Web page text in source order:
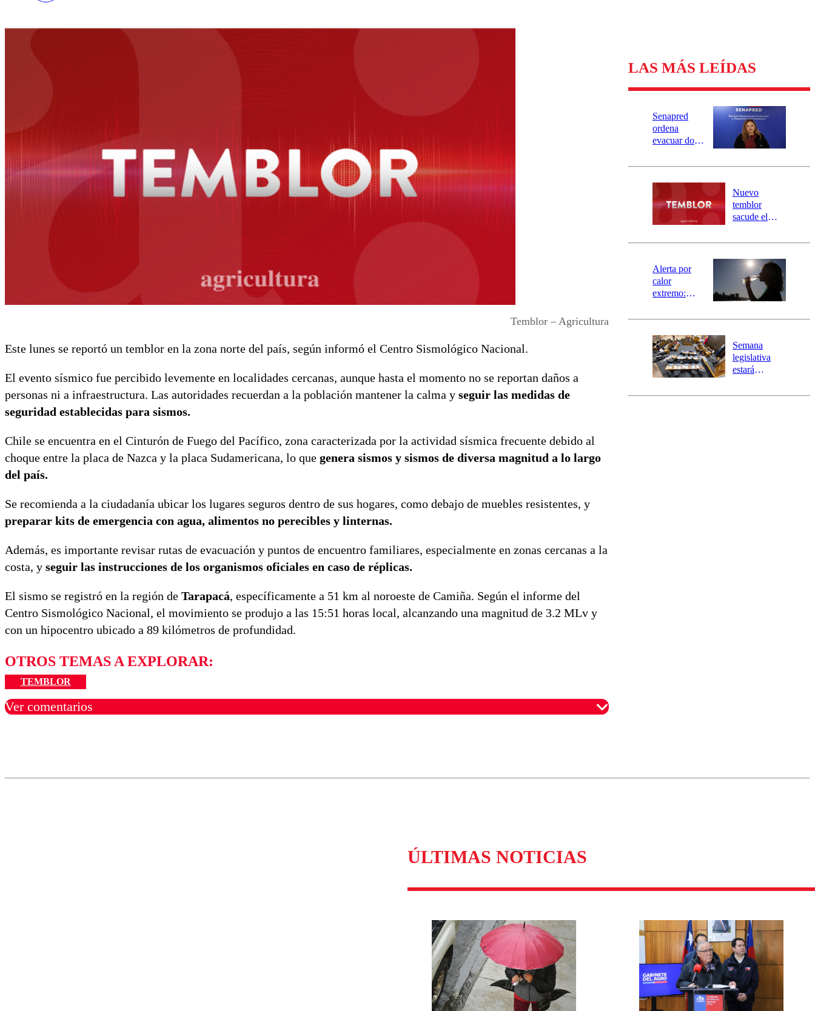
Temblor – Agricultura
Este lunes se reportó un temblor en la zona norte del país, según informó el Centro Sismológico Nacional.
El evento sísmico fue percibido levemente en localidades cercanas, aunque hasta el momento no se reportan daños a
personas ni a infraestructura. Las autoridades recuerdan a la población mantener la calma y seguir las medidas de
seguridad establecidas para sismos.
Chile se encuentra en el Cinturón de Fuego del Pacífico, zona caracterizada por la actividad sísmica frecuente debido al
choque entre la placa de Nazca y la placa Sudamericana, lo que genera sismos y sismos de diversa magnitud a lo largo
del país.
Se recomienda a la ciudadanía ubicar los lugares seguros dentro de sus hogares, como debajo de muebles resistentes, y
preparar kits de emergencia con agua, alimentos no perecibles y linternas.
Además, es importante revisar rutas de evacuación y puntos de encuentro familiares, especialmente en zonas cercanas a la
costa, y seguir las instrucciones de los organismos oficiales en caso de réplicas.
El sismo se registró en la región de Tarapacá, específicamente a 51 km al noroeste de Camiña. Según el informe del
Centro Sismológico Nacional, el movimiento se produjo a las 15:51 horas local, alcanzando una magnitud de 3.2 MLv y
con un hipocentro ubicado a 89 kilómetros de profundidad.
OTROS TEMAS A EXPLORAR:
TEMBLOR
Ver comentarios
LAS MÁS LEÍDAS
Senapred
ordena
evacuar dos
Carahue por
río Damas:
activa
mensajería
SAE
Nuevo
temblor
sacude el
revisa la
epicentro
Alerta por
calor
extremo:
activa Alerta
Preventiva en
tres comunas
Semana
legislativa
estará
el fin de la
ÚLTIMAS NOTICIAS